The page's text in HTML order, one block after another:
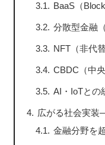
BaaS（
分散型金融
NFT（非代
CBDC（中
AI・IoTと
広がる社会実
金融分野を